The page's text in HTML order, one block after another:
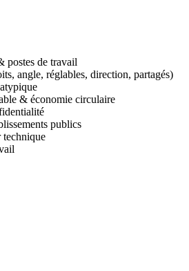
postes de travail
angle, réglables, direction, partagés)
& économie circulaire
publics